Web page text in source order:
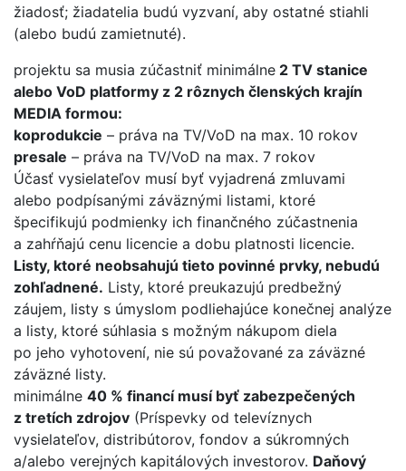
žiadosť; žiadatelia budú vyzvaní, aby ostatné stiahli
(alebo budú zamietnuté).
projektu sa musia zúčastniť minimálne 2 TV stanice
alebo VoD platformy z 2 rôznych členských krajín
MEDIA formou:
koprodukcie – práva na TV/VoD na max. 10 rokov
presale – práva na TV/VoD na max. 7 rokov
Účasť vysielateľov musí byť vyjadrená zmluvami
alebo podpísanými záväznými listami, ktoré
špecifikujú podmienky ich finančného zúčastnenia
a zahŕňajú cenu licencie a dobu platnosti licencie.
Listy, ktoré neobsahujú tieto povinné prvky, nebudú
zohľadnené. Listy, ktoré preukazujú predbežný
záujem, listy s úmyslom podliehajúce konečnej analýze
a listy, ktoré súhlasia s možným nákupom diela
po jeho vyhotovení, nie sú považované za záväzné
záväzné listy.
minimálne 40 % financí musí byť zabezpečených
z tretích zdrojov (Príspevky od televíznych
vysielateľov, distribútorov, fondov a súkromných
a/alebo verejných kapitálových investorov. Daňový